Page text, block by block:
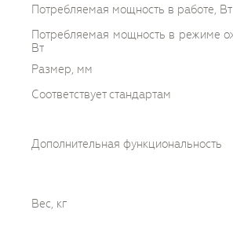
Потребляемая мощность в работе, Вт
Потребляемая мощность в режиме
Вт
Размер, мм
Соответствует стандартам
Дополнительная функциональность
Вес, кг